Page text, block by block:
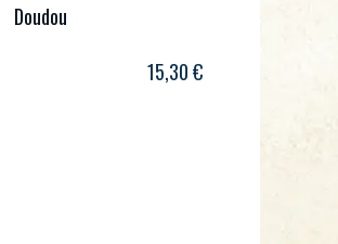
Doudou
15,30€